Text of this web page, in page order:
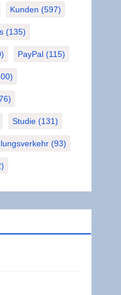
Kunden (597)
(135)
PayPal (115)
Studie (131)
(93)